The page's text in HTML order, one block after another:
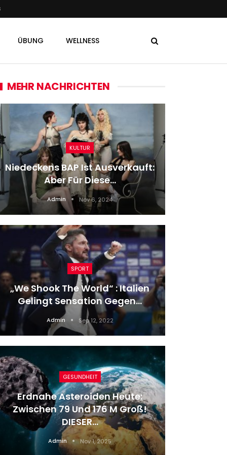
ÜBUNG WELLNESS
MEHR NACHRICHTEN
KULTUR
Niedeckens BAP Ist Ausverkauft:
Aber Für Diese…
Admin Nov 6, 2024
SPORT
„We Shook The World“ : Italien
Gelingt Sensation Gegen…
Admin Sep 12, 2022
GESUNDHEIT
Erdnahe Asteroiden Heute:
Zwischen 79 Und 176 M Groß!
DIESER…
Admin Nov 1, 2025